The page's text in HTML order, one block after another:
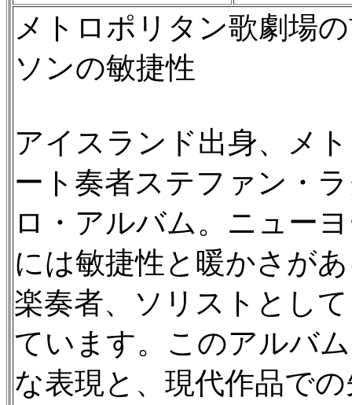
メトロポリタン歌劇場
ソンの敏捷性
アイスランド出身、メ
ート奏者ステファン・
ロ・アルバム。ニュー
には敏捷性と暖かさが
楽奏者、ソリストとし
ています。このアルバ
な表現と、現代作品で